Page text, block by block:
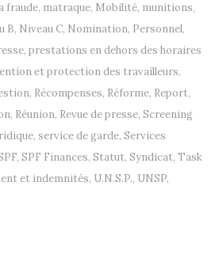
fraude, matraque, Mobilité, munitions,
B, Niveau C, Nomination, Personnel,
, prestations en dehors des horaires
et protection des travailleurs,
, Récompenses, Réforme, Report,
, Réunion, Revue de presse, Screening
, service de garde, Services
, SPF Finances, Statut, Syndicat, Task
et indemnités, U.N.S.P., UNSP,